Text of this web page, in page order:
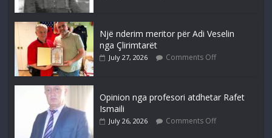
Një nderim meritor për Adi Veselin
nga Çlirimtarët
July 27, 2026 Comments Off
Opinion nga profesori atdhetar Rafet
Ismaili
July 26, 2026 Comments Off